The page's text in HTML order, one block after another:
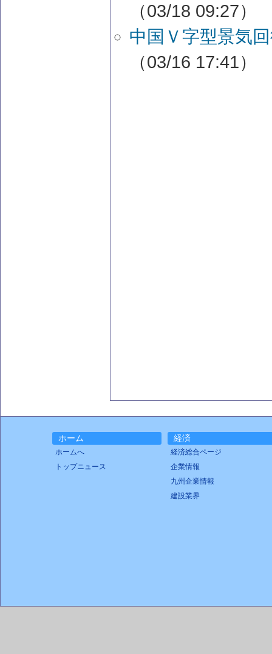
（03/18 09:27）
中国Ｖ字型景気
（03/16 17:41）
ホーム
ホームへ
トップニュース
経済
経済総合ページ
企業情報
九州企業情報
建設業界